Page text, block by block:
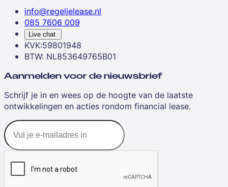
info@regeljelease.nl
085 7606 009
Live chat
KVK:59801948
BTW: NL853649765B01
Aanmelden voor de nieuwsbrief
Schrijf je in en wees op de hoogte van de laatste
ontwikkelingen en acties rondom financial lease.